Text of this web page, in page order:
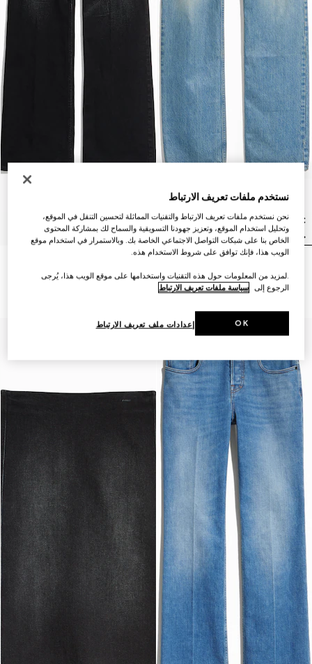
ناعم
SAR 4,450
للتمدد بقَصّة تضيق تدريجياً
نستخدم ملفات تعريف الارتباط
نحن نستخدم ملفات تعريف الارتباط والتقنيات المماثلة لتحسين التنقل في الموقع،
وتحليل استخدام الموقع، وتعزيز جهودنا التسويقية والسماح لك بمشاركة المحتوى
الخاص بنا على شبكات التواصل الاجتماعي الخاصة بك. وبالاستمرار في استخدام موقع
الويب هذا، فإنك توافق على شروط الاستخدام هذه.
.لمزيد من المعلومات حول هذه التقنيات واستخدامها على موقع الويب هذا، يُرجى
الرجوع إلى سياسة ملفات تعريف الارتباط
إعدادات ملف تعريف الارتباط OK